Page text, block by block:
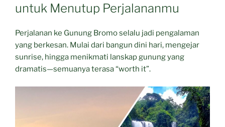
untuk Menutup Perjalananmu
Perjalanan ke Gunung Bromo selalu jadi pengalaman
yang berkesan. Mulai dari bangun dini hari, mengejar
sunrise, hingga menikmati lanskap gunung yang
dramatis—semuanya terasa “worth it”.